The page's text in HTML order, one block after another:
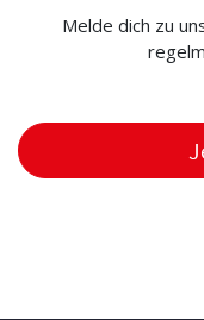
Melde dich zu